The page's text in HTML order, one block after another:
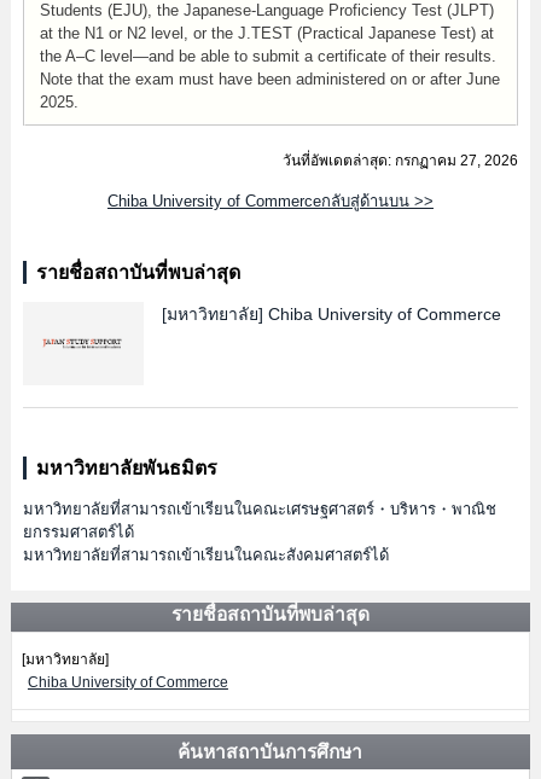
Students (EJU), the Japanese-Language Proficiency Test (JLPT)
at the N1 or N2 level, or the J.TEST (Practical Japanese Test) at
the A–C level—and be able to submit a certificate of their results.
Note that the exam must have been administered on or after June
2025.
วันที่อัพเดตล่าสุด: กรกฏาคม 27, 2026
Chiba University of Commerceกลับสู่ด้านบน >>
รายชื่อสถาบันที่พบล่าสุด
[มหาวิทยาลัย] Chiba University of Commerce
มหาวิทยาลัยพันธมิตร
มหาวิทยาลัยที่สามารถเข้าเรียนในคณะเศรษฐศาสตร์・บริหาร・พาณิช
ยกรรมศาสตร์ได้
มหาวิทยาลัยที่สามารถเข้าเรียนในคณะสังคมศาสตร์ได้
รายชื่อสถาบันที่พบล่าสุด
[มหาวิทยาลัย]
Chiba University of Commerce
ค้นหาสถาบันการศึกษา